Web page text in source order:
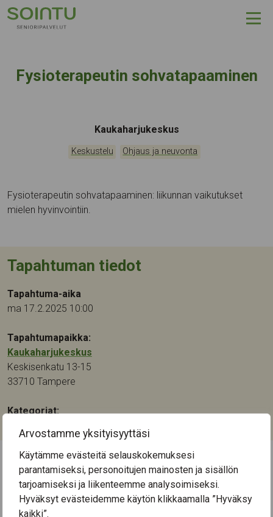
Arvostamme yksityisyyttäsi
Käytämme evästeitä selauskokemuksesi
parantamiseksi, personoitujen mainosten ja sisällön
tarjoamiseksi ja liikenteemme analysoimiseksi.
Hyväksyt evästeidemme käytön klikkaamalla ”Hyväksy
kaikki”.
Hyppää sisältöön
Fysioterapeutin sohvatapaaminen
Tapahtumapaikka:
Kaukaharjukeskus
Kategoriat:
Keskustelu Ohjaus ja neuvonta
Fysioterapeutin sohvatapaaminen: liikunnan vaikutukset
mielen hyvinvointiin.
Tapahtuman tiedot
Tapahtuma-aika
ma 17.2.2025 10:00
Tapahtumapaikka:
Kaukaharjukeskus
Keskisenkatu 13-15
33710 Tampere
Kategoriat:
← Näytä kaikki tapahtumat